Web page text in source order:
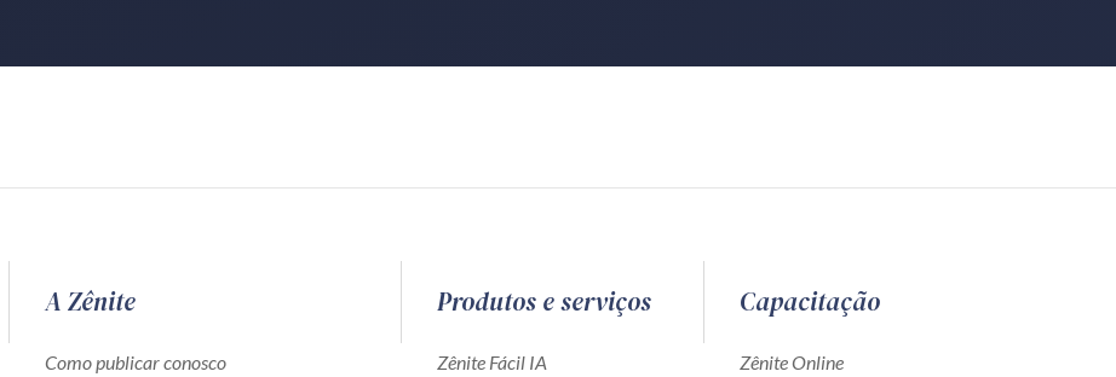
A Zênite
Como publicar conosco
Produtos e serviços
Zênite Fácil IA
Capacitação
Zênite Online